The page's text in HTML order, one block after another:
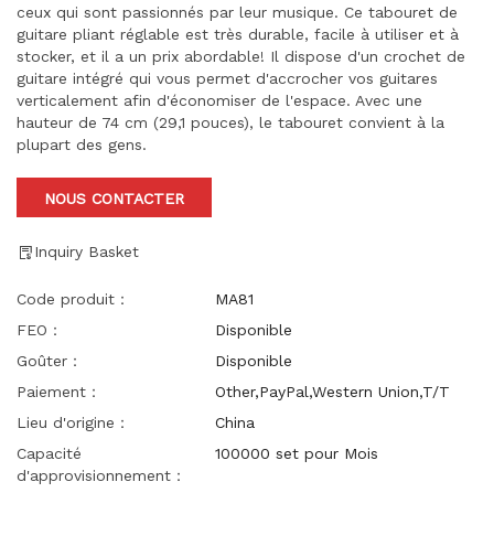
ceux qui sont passionnés par leur musique. Ce tabouret de
guitare pliant réglable est très durable, facile à utiliser et à
stocker, et il a un prix abordable! Il dispose d'un crochet de
guitare intégré qui vous permet d'accrocher vos guitares
verticalement afin d'économiser de l'espace. Avec une
hauteur de 74 cm (29,1 pouces), le tabouret convient à la
plupart des gens.
NOUS CONTACTER
Inquiry Basket
Code produit：
MA81
FEO：
Disponible
Goûter：
Disponible
Paiement：
Other,PayPal,Western Union,T/T
Lieu d'origine：
China
Capacité
d'approvisionnement：
100000 set pour Mois